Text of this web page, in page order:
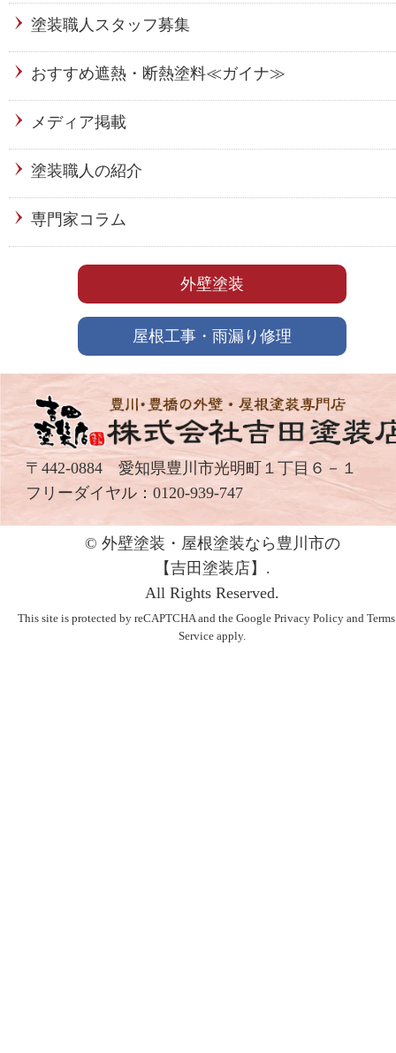
塗装職人スタッフ募集
おすすめ遮熱・断熱塗料≪ガイナ≫
メディア掲載
塗装職人の紹介
専門家コラム
外壁塗装
屋根工事・雨漏り修理
〒442-0884 愛知県豊川市光明町１丁目６－１
フリーダイヤル： 0120-939-747
© 外壁塗装・屋根塗装なら豊川市の
【吉⽥塗装店】.
All Rights Reserved.
This site is protected by reCAPTCHA and the Google Privacy Policyand
Service apply.